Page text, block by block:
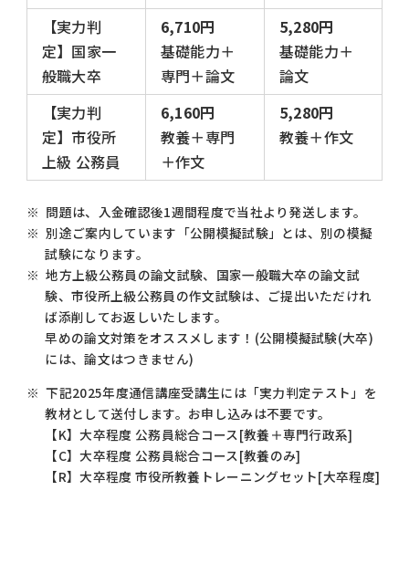
【実力判
定】国家一
般職大卒
6,710円
基礎能力＋
専門＋論文
5,280円
基礎能力＋
論文
【実力判
定】市役所
上級 公務員
6,160円
教養＋専門
＋作文
5,280円
教養＋作文
※ 問題は、入金確認後1週間程度で当社より発送します。
※ 別途ご案内しています「公開模擬試験」とは、別の模擬
試験になります。
※ 地方上級公務員の論文試験、国家一般職大卒の論文試
験、市役所上級公務員の作文試験は、ご提出いただけれ
ば添削してお返しいたします。
早めの論文対策をオススメします！(公開模擬試験(大卒)
には、論文はつきません)
※ 下記2025年度通信講座受講生には「実力判定テスト」を
教材として送付します。お申し込みは不要です。
【K】大卒程度 公務員総合コース[教養＋専門行政系]
【C】大卒程度 公務員総合コース[教養のみ]
【R】大卒程度 市役所教養トレーニングセット[大卒程度]